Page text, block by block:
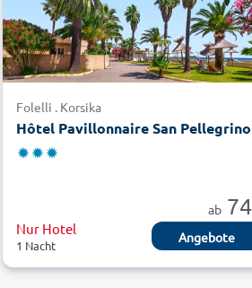
Folelli . Korsika
Hôtel Pavillonnaire San Pellegrino
ab74
Nur Hotel
1 Nacht
Angebote